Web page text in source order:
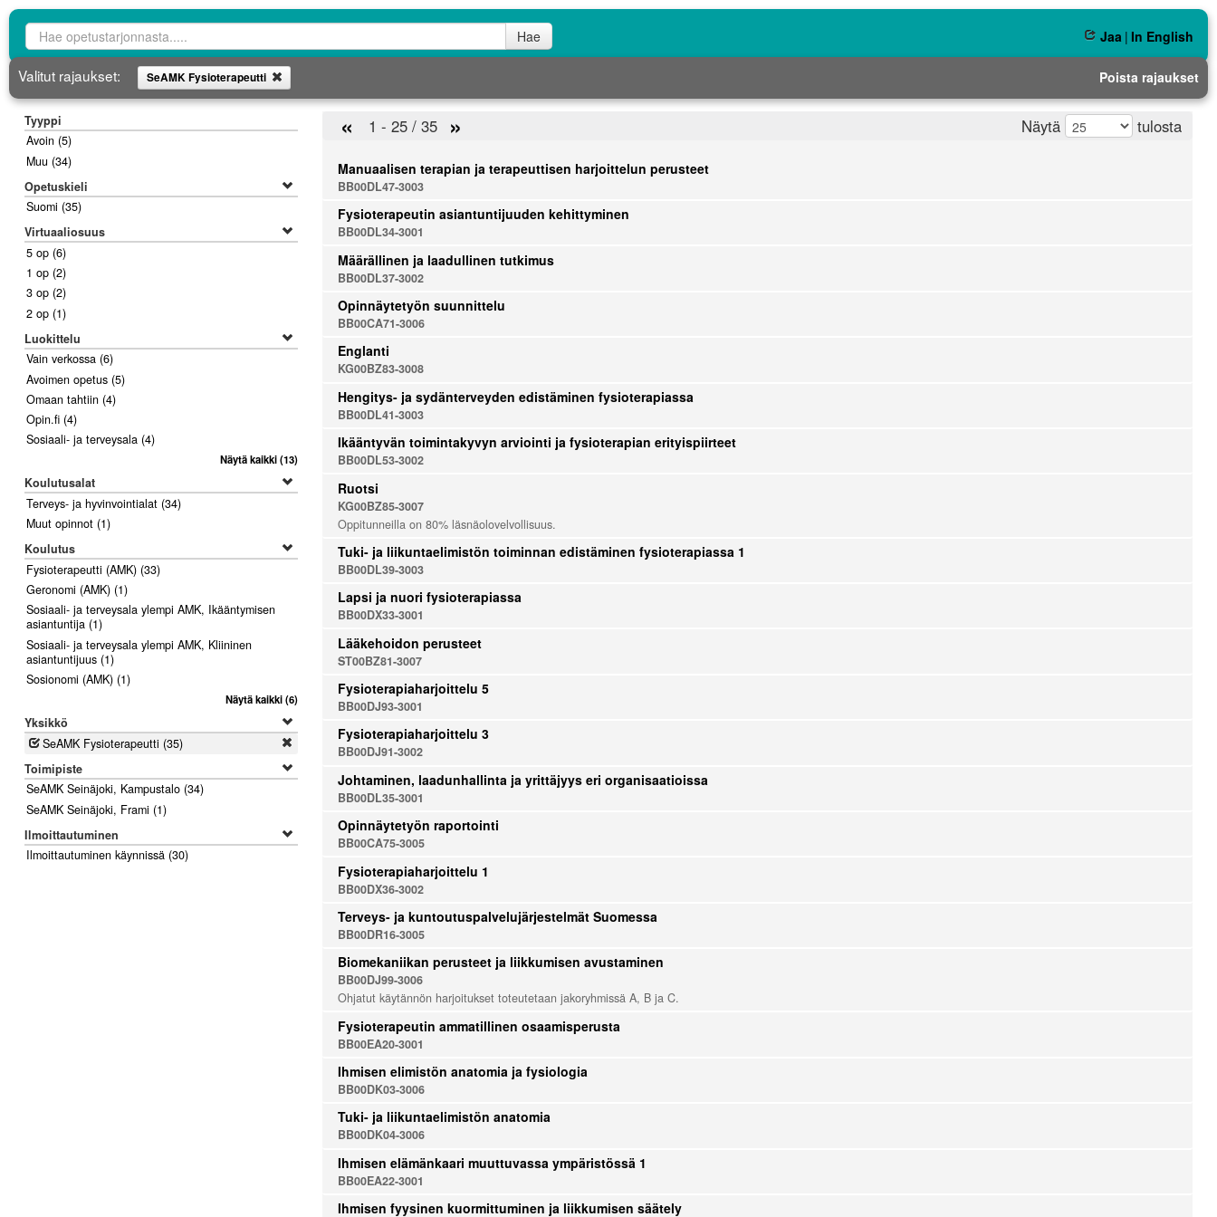
Opetustarjontahaku Hae Jaa | In English
Valitut rajaukset: SeAMK Fysioterapeutti Poista rajaukset
Tyyppi
Avoin (5)
Muu (34)
Opetuskieli
Suomi (35)
Virtuaaliosuus
5 op (6)
1 op (2)
3 op (2)
2 op (1)
Luokittelu
Vain verkossa (6)
Avoimen opetus (5)
Omaan tahtiin (4)
Opin.fi (4)
Sosiaali- ja terveysala (4)
Näytä kaikki(13)
Koulutusalat
Terveys- ja hyvinvointialat (34)
Muut opinnot (1)
Koulutus
Fysioterapeutti (AMK) (33)
Geronomi (AMK) (1)
Sosiaali- ja terveysala ylempi AMK, Ikääntymisen
asiantuntija (1)
Sosiaali- ja terveysala ylempi AMK, Kliininen
asiantuntijuus (1)
Sosionomi (AMK) (1)
Näytä kaikki(6)
Yksikkö
SeAMK Fysioterapeutti (35)
Toimipiste
SeAMK Seinäjoki, Kampustalo (34)
SeAMK Seinäjoki, Frami (1)
Ilmoittautuminen
Ilmoittautuminen käynnissä (30)
« 1 - 25 / 35 » Näytä tulosta
Manuaalisen terapian ja terapeuttisen harjoittelun perusteet
BB00DL47-3003
Fysioterapeutin asiantuntijuuden kehittyminen
BB00DL34-3001
Määrällinen ja laadullinen tutkimus
BB00DL37-3002
Opinnäytetyön suunnittelu
BB00CA71-3006
Englanti
KG00BZ83-3008
Hengitys- ja sydänterveyden edistäminen fysioterapiassa
BB00DL41-3003
Ikääntyvän toimintakyvyn arviointi ja fysioterapian erityispiirteet
BB00DL53-3002
Ruotsi
KG00BZ85-3007
Oppitunneilla on 80% läsnäolovelvollisuus.
Tuki- ja liikuntaelimistön toiminnan edistäminen fysioterapiassa 1
BB00DL39-3003
Lapsi ja nuori fysioterapiassa
BB00DX33-3001
Lääkehoidon perusteet
ST00BZ81-3007
Fysioterapiaharjoittelu 5
BB00DJ93-3001
Fysioterapiaharjoittelu 3
BB00DJ91-3002
Johtaminen, laadunhallinta ja yrittäjyys eri organisaatioissa
BB00DL35-3001
Opinnäytetyön raportointi
BB00CA75-3005
Fysioterapiaharjoittelu 1
BB00DX36-3002
Terveys- ja kuntoutuspalvelujärjestelmät Suomessa
BB00DR16-3005
Biomekaniikan perusteet ja liikkumisen avustaminen
BB00DJ99-3006
Ohjatut käytännön harjoitukset toteutetaan jakoryhmissä A, B ja C.
Fysioterapeutin ammatillinen osaamisperusta
BB00EA20-3001
Ihmisen elimistön anatomia ja fysiologia
BB00DK03-3006
Tuki- ja liikuntaelimistön anatomia
BB00DK04-3006
Ihmisen elämänkaari muuttuvassa ympäristössä 1
BB00EA22-3001
Ihmisen fyysinen kuormittuminen ja liikkumisen säätely